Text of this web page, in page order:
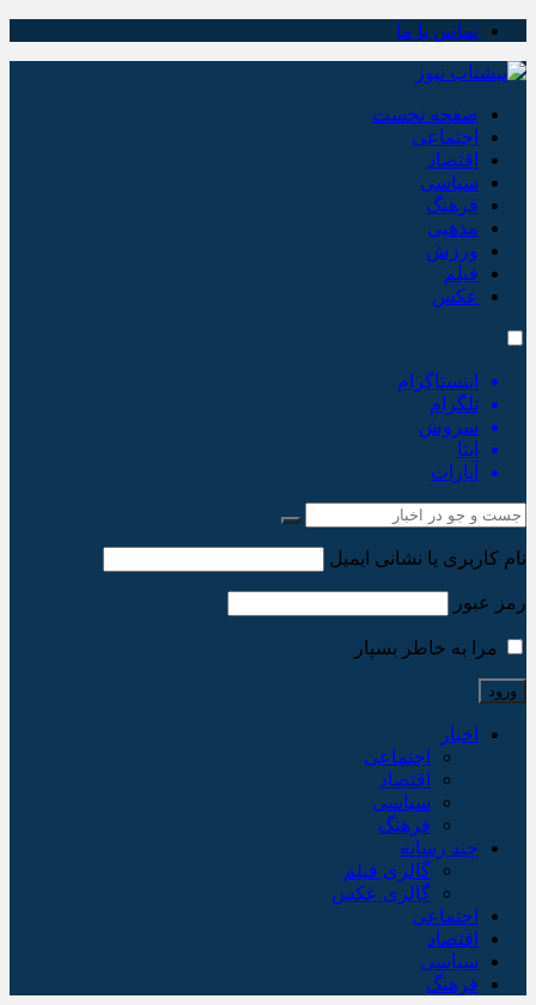
تماس با ما
صفحه نخست
اجتماعی
اقتصاد
سیاسی
فرهنگ
مذهبی
ورزش
فیلم
عکس
اینستاگرام
تلگرام
سروش
ایتا
آپارات
نام کاربری یا نشانی ایمیل
رمز عبور
مرا به خاطر بسپار
اخبار
اجتماعی
اقتصاد
سیاسی
فرهنگ
چند رسانه
گالری فیلم
گالری عکس
اجتماعی
اقتصاد
سیاسی
فرهنگ